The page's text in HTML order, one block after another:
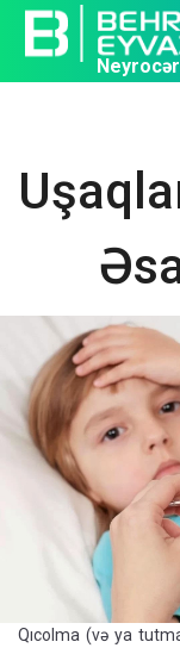
Qıcolma (və ya